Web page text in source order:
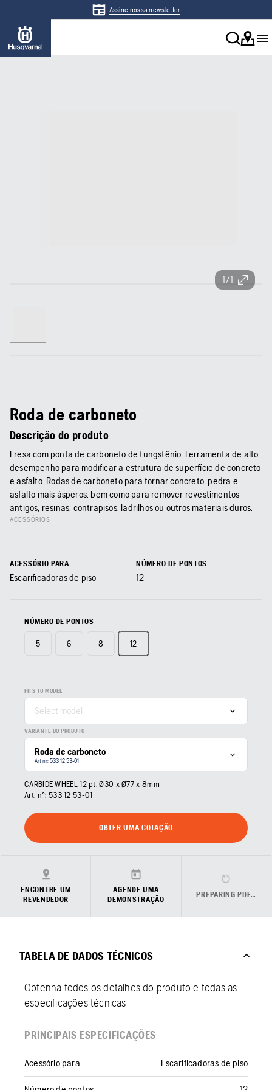
Assine nossa newsletter
1/1
Roda de carboneto
Descrição do produto
Fresa com ponta de carboneto de tungstênio. Ferramenta de alto
desempenho para modificar a estrutura de superfície de concreto
e asfalto. Rodas de carboneto para tornar concreto, pedra e
asfalto mais ásperos, bem como para remover revestimentos
antigos, resinas, contrapisos, ladrilhos ou outros materiais duros.
ACESSÓRIOS
ACESSÓRIO PARA
Escarificadoras de piso
NÚMERO DE PONTOS
12
NÚMERO DE PONTOS
5 6 8 12
FITS TO MODEL
Select model
VARIANTE DO PRODUTO
Roda de carboneto
Art nr: 533 12 53‑01
CARBIDE WHEEL 12 pt. Ø30 x Ø77 x 8mm
Art. nº: 533 12 53‑01
OBTER UMA COTAÇÃO
ENCONTRE UM
REVENDEDOR
AGENDE UMA
DEMONSTRAÇÃO
PREPARING PDF…
TABELA DE DADOS TÉCNICOS
Obtenha todos os detalhes do produto e todas as
especificações técnicas
PRINCIPAIS ESPECIFICAÇÕES
Acessório para Escarificadoras de piso